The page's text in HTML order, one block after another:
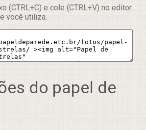
(CTRL+C) e cole (CTRL+V) no editor
você utiliza.
do papel de